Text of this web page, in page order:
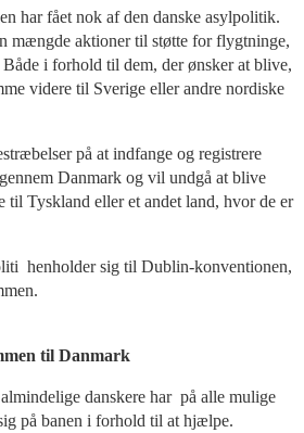
har fået nok af den danske asylpolitik.
mængde aktioner til støtte for flygtninge,
i forhold til dem, der ønsker at blive,
videre til Sverige eller andre nordiske
på at indfange og registrere
Danmark og vil undgå at blive
til Tyskland eller et andet land, hvor de er
henholder sig til Dublin-konventionen,
til Danmark
danskere har på alle mulige
på banen i forhold til at hjælpe.